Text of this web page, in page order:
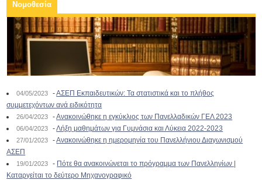
Νομοθεσία
04/05/2023 -ΑΣΕΠ Εκπαιδευτικών: Τα στατιστικά και το πλήθος
συμμετεχόντων ανά ειδικότητα
26/04/2023 -Ανακοινώθηκε η εγκύκλιος των Πανελλαδικών ΓΕΛ 2023
06/04/2023 -Λήξη μαθημάτων για Γυμνάσια και Λύκεια 2022-2023
27/01/2023 -Ανακοινώθηκε η ημερομηνία του Πανελλήνιου Διαγωνισμού
ΑΣΕΠ
19/01/2023 - Πότε θα ανακοινώνεται το πρόγραμμα των Πανελληνίων |
Καταργείται το δεύτερο Μηχανογραφικό